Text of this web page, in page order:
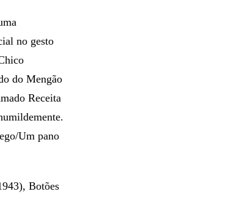
no gesto
do Mengão
Receita
Um pano
Botões